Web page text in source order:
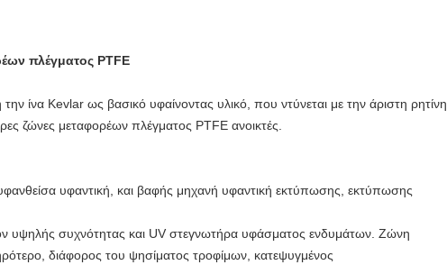
πλέγματος PTFE
ίνα Kevlar ως βασικό υφαίνοντας υλικό, που ντύνεται με την άριστη ρητίνη
ζώνες μεταφορέων πλέγματος PTFE ανοικτές.
υφαντική, και βαφής μηχανή υφαντική εκτύπωσης, εκτύπωσης
υψηλής συχνότητας και UV στεγνωτήρα υφάσματος ενδυμάτων. Ζώνη
διάφορος του ψησίματος τροφίμων, κατεψυγμένος